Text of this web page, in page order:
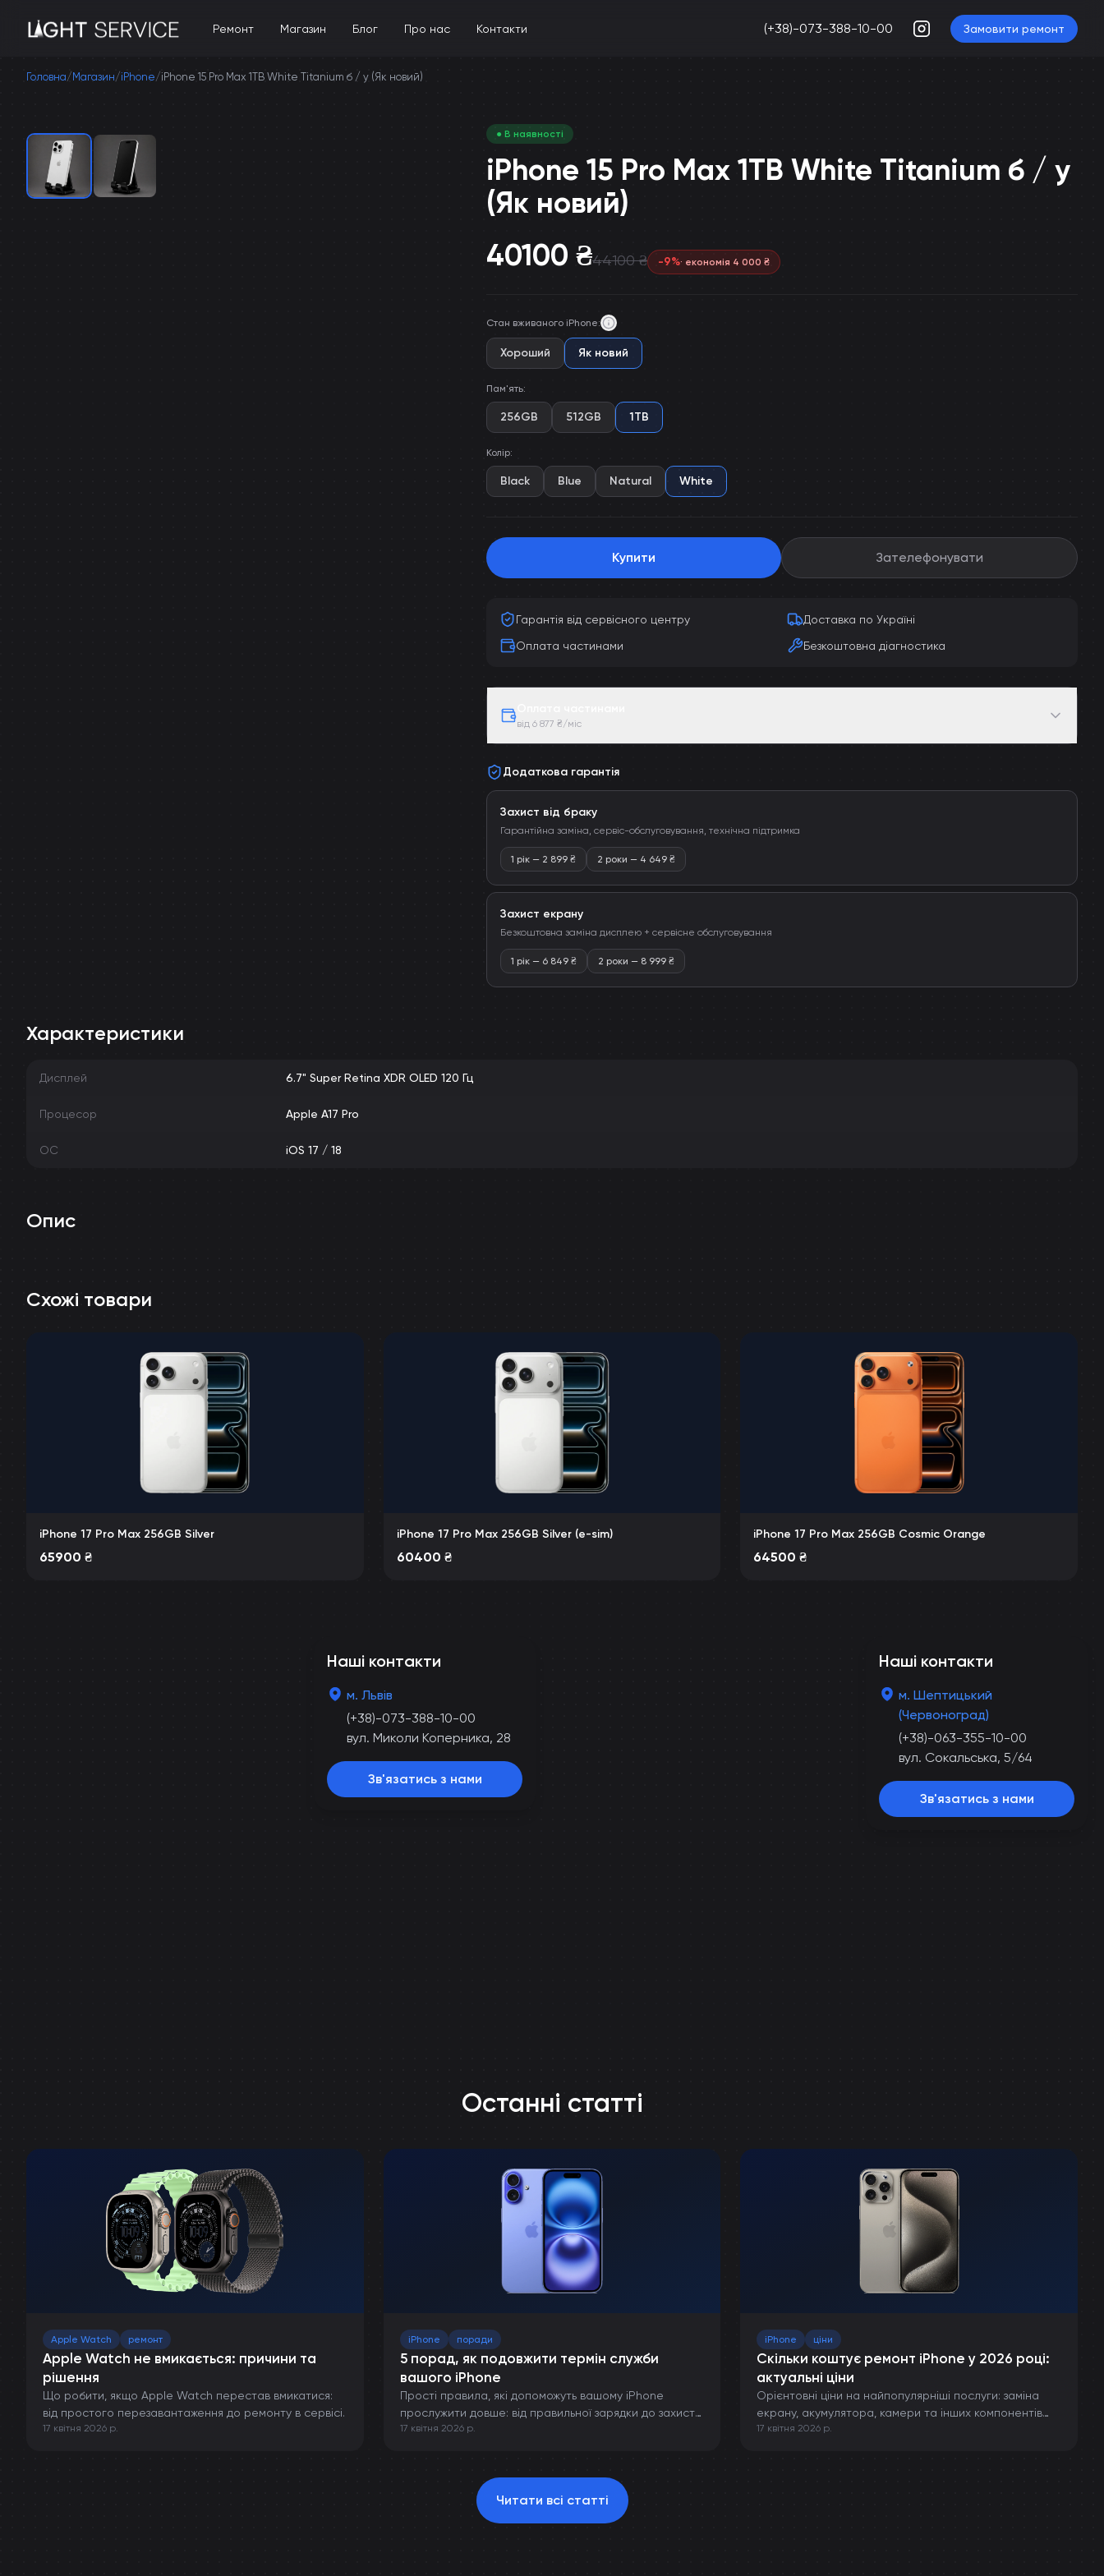
Ремонт Магазин Блог Про нас Контакти (+38)-073-388-10-00 Замовити ремонт
Головна/ Магазин/iPhone/iPhone 15 Pro Max 1TB White Titanium б / у (Як новий)
● В наявності
iPhone 15 Pro Max 1TB White Titanium б / у
(Як новий)
40100 ₴44100₴ -9%· економія 4 000 ₴
Стан вживаного iPhone:
Хороший Як новий
Пам'ять:
256GB 512GB 1TB
Колір:
Black Blue Natural White
Купити Зателефонувати
Гарантія від сервісного центру
Доставка по Україні
Оплата частинами
Безкоштовна діагностика
від 6 877 ₴/міс
Додаткова гарантія
Захист від браку
Гарантійна заміна, сервіс-обслуговування, технічна підтримка
1 рік — 2 899 ₴ 2 роки — 4 649 ₴
Захист екрану
Безкоштовна заміна дисплею + сервісне обслуговування
1 рік — 6 849 ₴ 2 роки — 8 999 ₴
Характеристики
Дисплей 6.7" Super Retina XDR OLED 120 Гц
Процесор Apple A17 Pro
ОС iOS 17 / 18
Опис
Схожі товари
iPhone 17 Pro Max 256GB Silver
65900 ₴
iPhone 17 Pro Max 256GB Silver (e-sim)
60400 ₴
iPhone 17 Pro Max 256GB Cosmic Orange
64500 ₴
Наші контакти
м. Львів
(+38)-073-388-10-00
вул. Миколи Коперника, 28
Зв'язатись з нами
Наші контакти
м. Шептицький
(Червоноград)
(+38)-063-355-10-00
вул. Сокальська, 5/64
Зв'язатись з нами
Останні статті
Apple Watch ремонт
Apple Watch не вмикається: причини та
рішення
Що робити, якщо Apple Watch перестав вмикатися:
від простого перезавантаження до ремонту в сервісі.
17 квітня 2026 р.
iPhone поради
5 порад, як подовжити термін служби
вашого iPhone
Прості правила, які допоможуть вашому iPhone
прослужити довше: від правильної зарядки до захисту
від пошкоджень.
17 квітня 2026 р.
iPhone ціни
Скільки коштує ремонт iPhone у 2026 році:
актуальні ціни
Орієнтовні ціни на найпопулярніші послуги: заміна
екрану, акумулятора, камери та інших компонентів
iPhone.
17 квітня 2026 р.
Читати всі статті